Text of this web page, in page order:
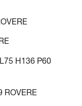
H136 P60